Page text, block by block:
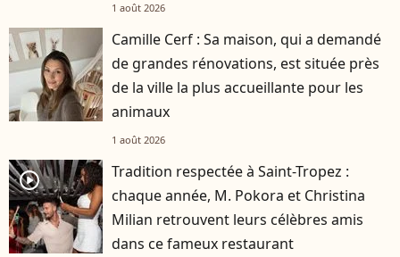
1 août 2026
Camille Cerf : Sa maison, qui a demandé
de grandes rénovations, est située près
de la ville la plus accueillante pour les
animaux
1 août 2026
player2
Tradition respectée à Saint-Tropez :
chaque année, M. Pokora et Christina
Milian retrouvent leurs célèbres amis
dans ce fameux restaurant